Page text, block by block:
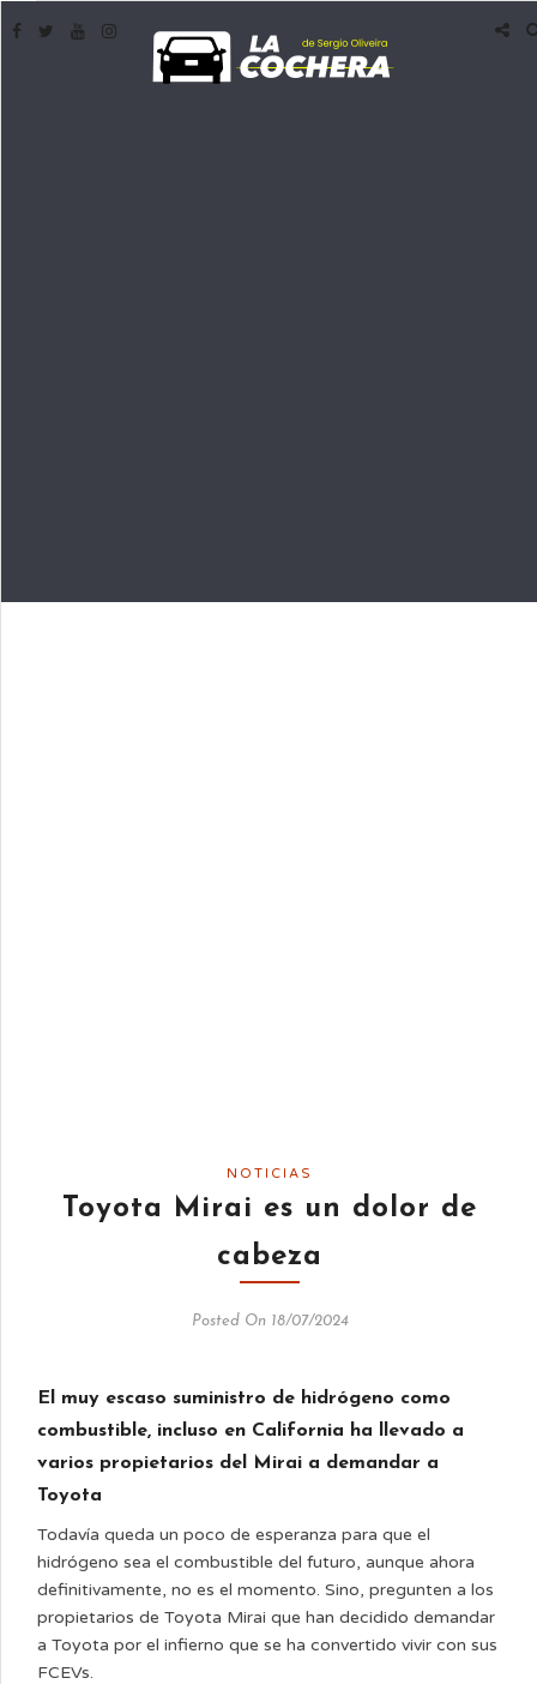
NOTICIAS
Toyota Mirai es un dolor de
cabeza
Posted On 18/07/2024
El muy escaso suministro de hidrógeno como
combustible, incluso en California ha llevado a
varios propietarios del Mirai a demandar a
Toyota
Todavía queda un poco de esperanza para que el
hidrógeno sea el combustible del futuro, aunque ahora
definitivamente, no es el momento. Sino, pregunten a los
propietarios de Toyota Mirai que han decidido demandar
a Toyota por el infierno que se ha convertido vivir con sus
FCEVs.